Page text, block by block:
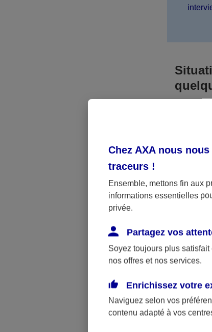
a été
La
Chez AXA nous
traceurs !
Ensemble, mettons fin aux
informations essentielles
privée.
Partagez vos
Soyez toujours plus
nos offres et nos services.
Enrichissez votre
Naviguez selon vos
contenu adapté à vos